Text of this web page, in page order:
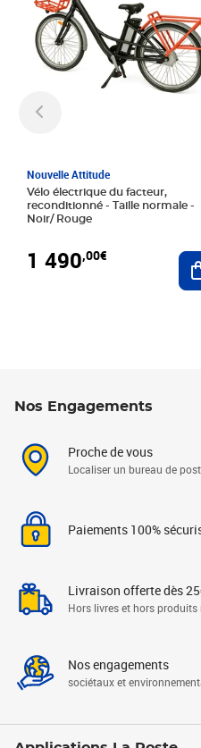
Nouvelle Attitude
Vélo électrique du facteur,
reconditionné - Taille normale -
Noir/ Rouge
1 490,00€
Nos Engagements
Proche de vous
Localiser un bureau de
Paiements 100%
Livraison offerte dès
Hors livres et hors produits
Nos engagements
sociétaux et